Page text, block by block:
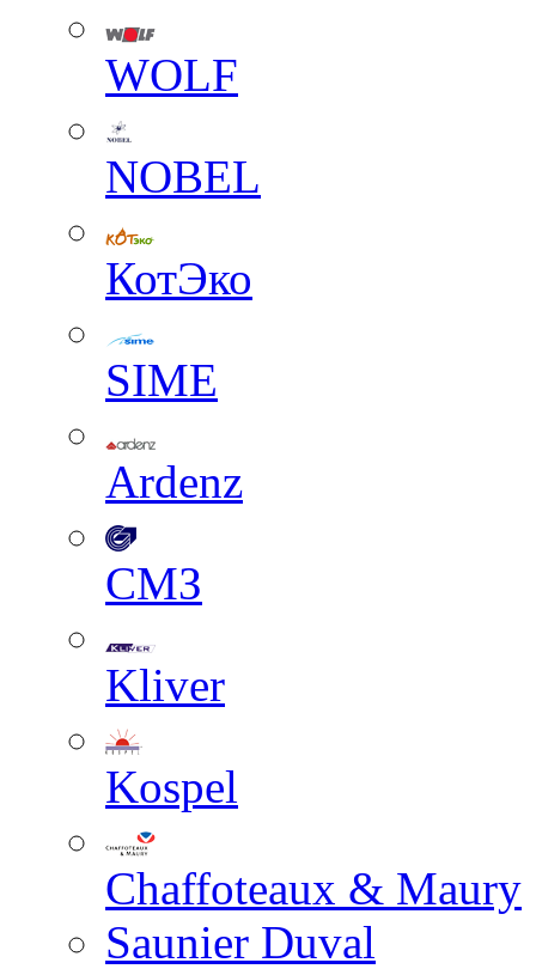
WOLF
NOBEL
КотЭко
SIME
Ardenz
СМЗ
Kliver
Kospel
Chaffoteaux & Maury
Saunier Duval